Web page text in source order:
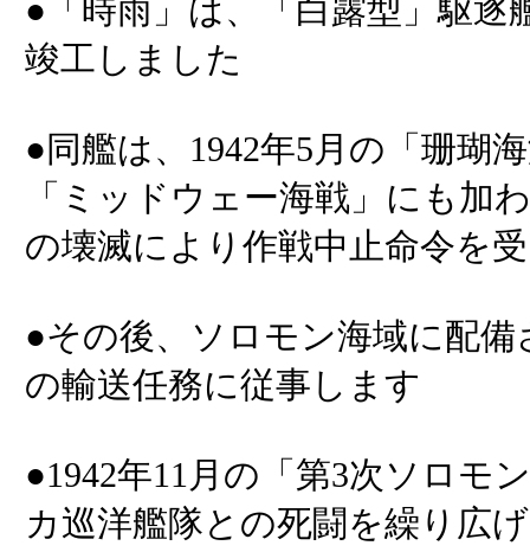
●「時雨」は、「白露型」駆逐
竣工しました
●同艦は、1942年5月の「珊瑚
「ミッドウェー海戦」にも加
の壊滅により作戦中止命令を
●その後、ソロモン海域に配
の輸送任務に従事します
●1942年11月の「第3次ソロモ
カ巡洋艦隊との死闘を繰り広